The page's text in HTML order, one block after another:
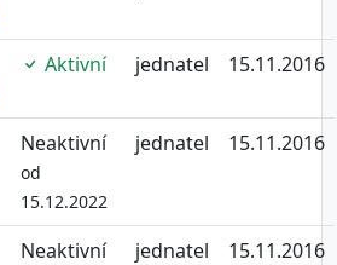
Aktivní jednatel 15.11.2016
Neaktivní
od
15.12.2022
jednatel 15.11.2016
Neaktivní jednatel 15.11.2016